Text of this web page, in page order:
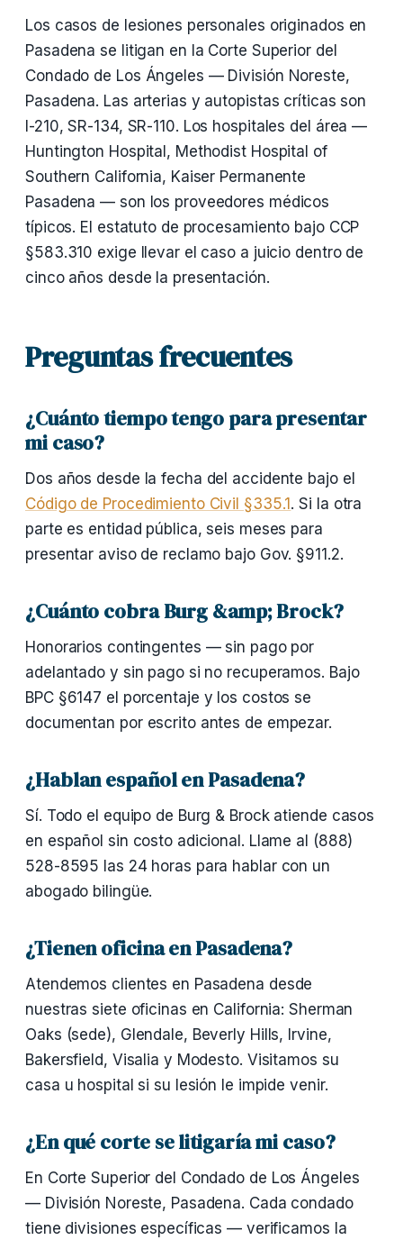
Los casos de lesiones personales originados en
Pasadena se litigan en la Corte Superior del
Condado de Los Ángeles — División Noreste,
Pasadena. Las arterias y autopistas críticas son
I-210, SR-134, SR-110. Los hospitales del área —
Huntington Hospital, Methodist Hospital of
Southern California, Kaiser Permanente
Pasadena — son los proveedores médicos
típicos. El estatuto de procesamiento bajo CCP
§583.310 exige llevar el caso a juicio dentro de
cinco años desde la presentación.
Preguntas frecuentes
¿Cuánto tiempo tengo para presentar
mi caso?
Dos años desde la fecha del accidente bajo el
Código de Procedimiento Civil §335.1 . Si la otra
parte es entidad pública, seis meses para
presentar aviso de reclamo bajo Gov. §911.2.
¿Cuánto cobra Burg &amp; Brock?
Honorarios contingentes — sin pago por
adelantado y sin pago si no recuperamos. Bajo
BPC §6147 el porcentaje y los costos se
documentan por escrito antes de empezar.
¿Hablan español en Pasadena?
Sí. Todo el equipo de Burg & Brock atiende casos
en español sin costo adicional. Llame al (888)
528-8595 las 24 horas para hablar con un
abogado bilingüe.
¿Tienen oficina en Pasadena?
Atendemos clientes en Pasadena desde
nuestras siete oficinas en California: Sherman
Oaks (sede), Glendale, Beverly Hills, Irvine,
Bakersfield, Visalia y Modesto. Visitamos su
casa u hospital si su lesión le impide venir.
¿En qué corte se litigaría mi caso?
En Corte Superior del Condado de Los Ángeles
— División Noreste, Pasadena. Cada condado
tiene divisiones específicas — verificamos la